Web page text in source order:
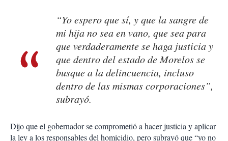
“Yo espero que sí, y que la sangre de
mi hija no sea en vano, que sea para
que verdaderamente se haga justicia y
que dentro del estado de Morelos se
busque a la delincuencia, incluso
dentro de las mismas corporaciones”,
subrayó.
Dijo que el gobernador se comprometió a hacer justicia y aplicar
la ley a los responsables del homicidio, pero subrayó que “yo no